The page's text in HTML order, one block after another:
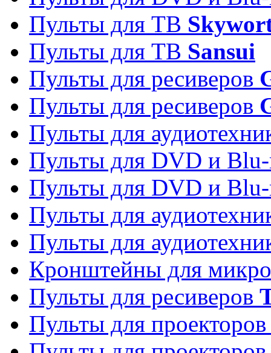
Пульты для ТВ
Пульты для ТВ Sansui
Пульты для ресиверов
Пульты для ресиверов
Пульты для
Пульты для DVD и
Пульты для DVD и
Пульты для
Пульты для
Кронштейны для
Пульты для ресиверов
Пульты для